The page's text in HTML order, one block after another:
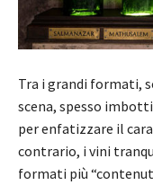
Tra i grandi formati,
scena, spesso
per enfatizzare il
contrario, i vini
formati più